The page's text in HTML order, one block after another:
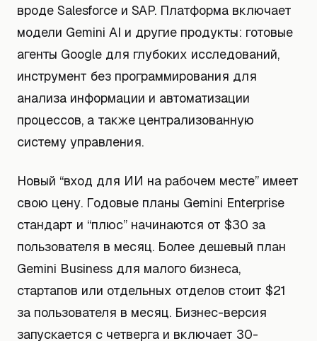
вроде Salesforce и SAP. Платформа включает
модели Gemini AI и другие продукты: готовые
агенты Google для глубоких исследований,
инструмент без программирования для
анализа информации и автоматизации
процессов, а также централизованную
систему управления.
Новый “вход для ИИ на рабочем месте” имеет
свою цену. Годовые планы Gemini Enterprise
стандарт и “плюс” начинаются от $30 за
пользователя в месяц. Более дешевый план
Gemini Business для малого бизнеса,
стартапов или отдельных отделов стоит $21
за пользователя в месяц. Бизнес-версия
запускается с четверга и включает 30-